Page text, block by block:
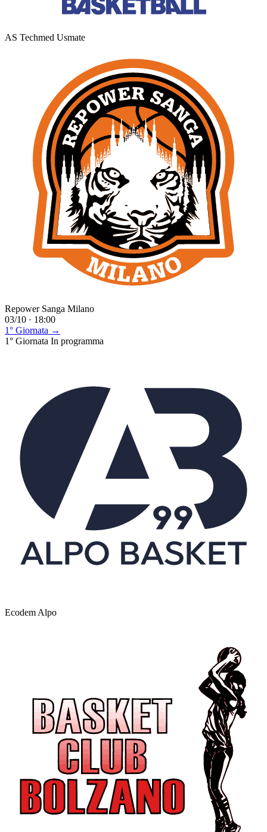
AS Techmed Usmate
Repower Sanga Milano
03/10 · 18:00
1° Giornata →
1° Giornata In programma
Ecodem Alpo